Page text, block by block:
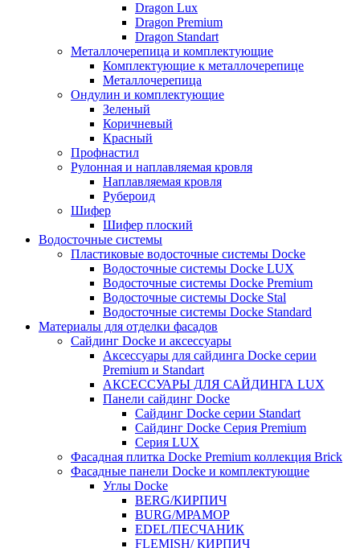
Dragon Lux
Dragon Premium
Dragon Standart
Металлочерепица и комплектующие
Комплектующие к металлочерепице
Металлочерепица
Ондулин и комплектующие
Зеленый
Коричневый
Красный
Профнастил
Рулонная и наплавляемая кровля
Наплавляемая кровля
Рубероид
Шифер
Шифер плоский
Водосточные системы
Пластиковые водосточные системы Docke
Водосточные системы Docke LUX
Водосточные системы Docke Premium
Водосточные системы Docke Stal
Водосточные системы Docke Standard
Материалы для отделки фасадов
Сайдинг Docke и аксессуары
Аксессуары для сайдинга Docke серии
Premium и Standart
АКСЕССУАРЫ ДЛЯ САЙДИНГА LUX
Панели сайдинг Docke
Cайдинг Docke серии Standart
Сайдинг Docke Серия Premium
Серия LUX
Фасадная плитка Docke Premium коллекция Brick
Фасадные панели Docke и комплектующие
Углы Docke
BERG/КИРПИЧ
BURG/МРАМОР
EDEL/ПЕСЧАНИК
FLEMISH/ КИРПИЧ